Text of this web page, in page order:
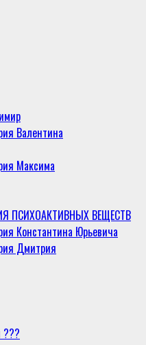
Валентина
Максима
ПСИХОАКТИВНЫХ ВЕЩЕСТВ
Константина Юрьевича
Дмитрия
???